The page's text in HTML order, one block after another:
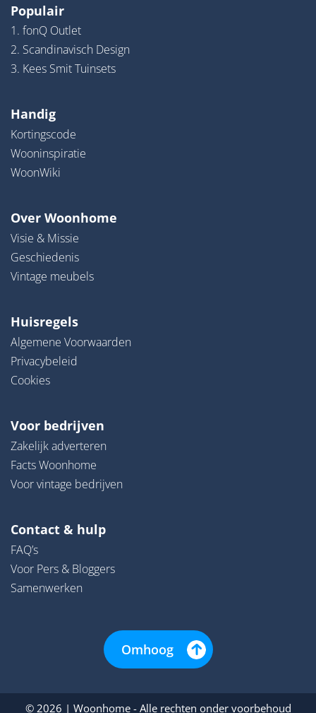
Populair
1. fonQ Outlet
2. Scandinavisch Design
3. Kees Smit Tuinsets
Handig
Kortingscode
Wooninspiratie
WoonWiki
Over Woonhome
Visie & Missie
Geschiedenis
Vintage meubels
Huisregels
Algemene Voorwaarden
Privacybeleid
Cookies
Voor bedrijven
Zakelijk adverteren
Facts Woonhome
Voor vintage bedrijven
Contact & hulp
FAQ’s
Voor Pers & Bloggers
Samenwerken
Omhoog
© 2026 | Woonhome - Alle rechten onder voorbehoud